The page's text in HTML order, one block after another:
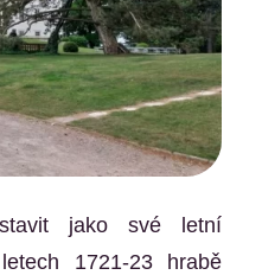
jako své letní
1721-23 hrabě